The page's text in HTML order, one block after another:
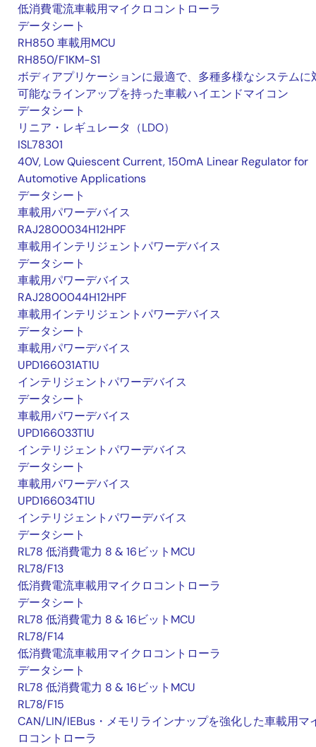
低消費電流車載用マイクロコントローラ
データシート
RH850 車載用MCU
RH850/F1KM-S1
ボディアプリケーションに最適で、多種多様なシステムに
可能なラインアップを持った車載ハイエンドマイコン
データシート
リニア・レギュレータ（LDO）
ISL78301
40V, Low Quiescent Current, 150mA Linear Regulator for
Automotive Applications
データシート
車載用パワーデバイス
RAJ2800034H12HPF
車載用インテリジェントパワーデバイス
データシート
車載用パワーデバイス
RAJ2800044H12HPF
車載用インテリジェントパワーデバイス
データシート
車載用パワーデバイス
UPD166031AT1U
インテリジェントパワーデバイス
データシート
車載用パワーデバイス
UPD166033T1U
インテリジェントパワーデバイス
データシート
車載用パワーデバイス
UPD166034T1U
インテリジェントパワーデバイス
データシート
RL78 低消費電力 8 & 16ビットMCU
RL78/F13
低消費電流車載用マイクロコントローラ
データシート
RL78 低消費電力 8 & 16ビットMCU
RL78/F14
低消費電流車載用マイクロコントローラ
データシート
RL78 低消費電力 8 & 16ビットMCU
RL78/F15
CAN/LIN/IEBus・メモリラインナップを強化した車載用マ
ロコントローラ